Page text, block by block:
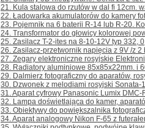
21. Kula stalowa do rzutów w dal fi 12cm.
22. Ładowarka akumulatorów do kamery
23. Pojemnik na 6 baterii R-14 lub R-20.
24. Transformator do głowicy kolorowej
25. Zasilacz T-2-ites na 8-10-12V typ 332,
26. Zasilacz-przetwornik napięcia z 9V /z 2
27. Zegary elektroniczne rosyjskie
28. Radiatory aluminiowe 85x85x22mm. i
29. Dalmierz fotograficzny do aparatów,
30. Dzwonek z melodiami rosyjski Sonata-
31. Aparat cyfrowy Panasonic Lumix DMC-
32. Lampa doświetlająca do kamer,
33. Obiektywy do powiększalnika
34. Aparat analogowy Nikon F-65 z